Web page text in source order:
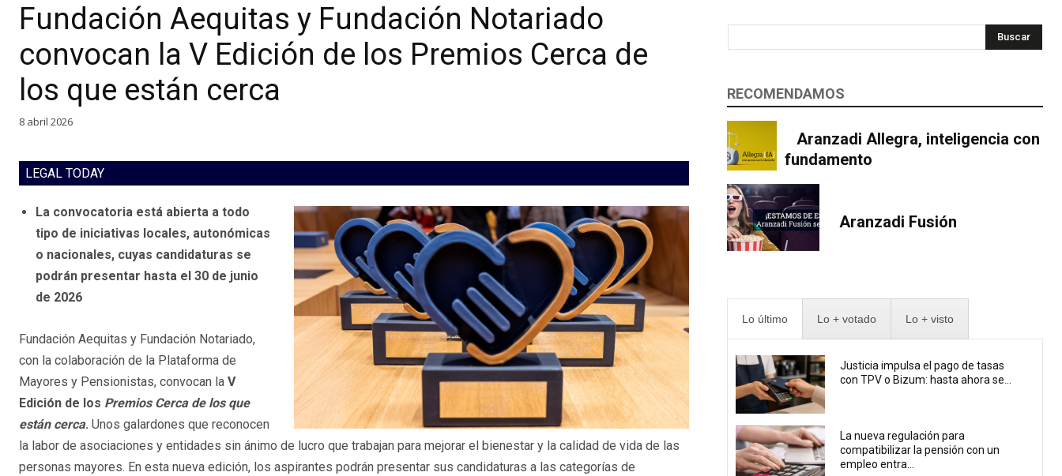
Fundación Aequitas y Fundación Notariado
convocan la V Edición de los Premios Cerca de
los que están cerca
8 abril 2026
LEGAL TODAY
La convocatoria está abierta a todo
tipo de iniciativas locales, autonómicas
o nacionales, cuyas candidaturas se
podrán presentar hasta el 30 de junio
de 2026
Fundación Aequitas y Fundación Notariado,
con la colaboración de la Plataforma de
Mayores y Pensionistas, convocan la V
Edición de los Premios Cerca de los que
están cerca. Unos galardones que reconocen
la labor de asociaciones y entidades sin ánimo de lucro que trabajan para mejorar el bienestar y la calidad de vida de las
personas mayores. En esta nueva edición, los aspirantes podrán presentar sus candidaturas a las categorías de
Buscar
RECOMENDAMOS
Aranzadi Allegra, inteligencia con
fundamento
Aranzadi Fusión
Lo último Lo + votado Lo + visto
Justicia impulsa el pago de tasas
con TPV o Bizum: hasta ahora se...
La nueva regulación para
compatibilizar la pensión con un
empleo entra...